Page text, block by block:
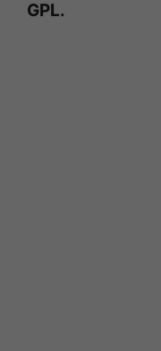
GPL.